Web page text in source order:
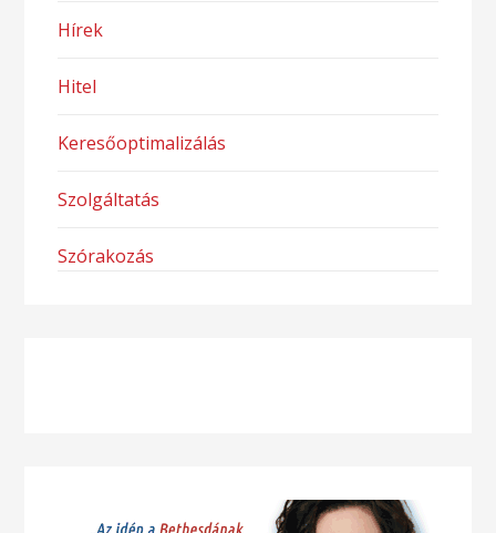
Hírek
Hitel
Keresőoptimalizálás
Szolgáltatás
Szórakozás